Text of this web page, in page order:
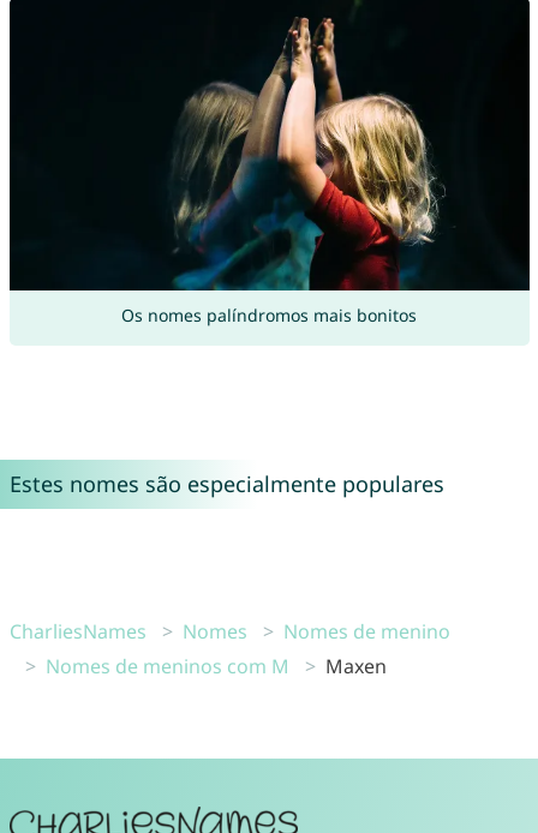
Os nomes palíndromos mais bonitos
Estes nomes são especialmente populares
CharliesNames Nomes
Nomes de menino
Nomes de meninos com M
Maxen